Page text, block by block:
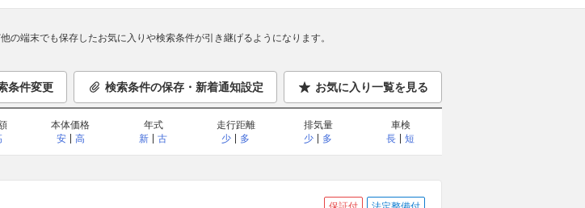
の端末でも保存したお気に入りや検索条件が引き継げるようになります。
条件変更 検索条件の保存・新着通知設定 お気に入り一覧を見る
本体価格
安
高
年式
新
古
走行距離
少
多
排気量
少
多
車検
長
短